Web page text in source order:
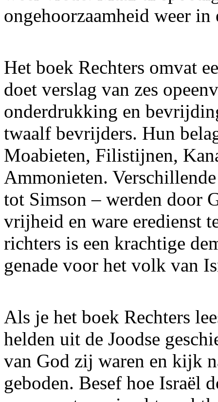
ongehoorzaamheid weer
Het boek Rechters omvat
doet verslag van zes
onderdrukking en
twaalf bevrijders. Hun
Moabieten, Filistijnen,
Ammonieten.
tot Simson – werden door
vrijheid en ware eredienst
richters is een krachtige
genade voor het volk van
Als je het boek Rechters
helden uit de Joodse
van God zij waren en kijk
geboden. Besef hoe Israël